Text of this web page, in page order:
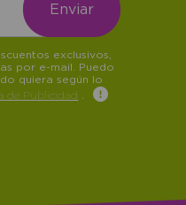
exclusivos,
por e-mail. Puedo
quiera según lo
de Publicidad